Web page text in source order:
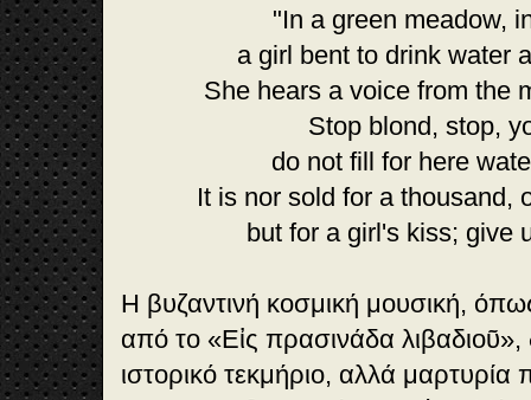
"In a green meadow,
a girl bent to drink water
She hears a voice from the
Stop blond, stop,
do not fill for here
It is nor sold for a thousand,
but for a girl's kiss; give
Η βυζαντινή κοσμική μουσική,
από το «Εἰς πρασινάδα λιβαδιοῦ»,
ιστορικό τεκμήριο, αλλά μαρτυρία